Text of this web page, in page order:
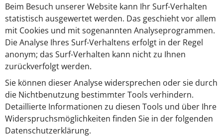
Beim Besuch unserer Website kann Ihr Surf-Verhalten
statistisch ausgewertet werden. Das geschieht vor allem
mit Cookies und mit sogenannten Analyseprogrammen.
Die Analyse Ihres Surf-Verhaltens erfolgt in der Regel
anonym; das Surf-Verhalten kann nicht zu Ihnen
zurückverfolgt werden.
Sie können dieser Analyse widersprechen oder sie durch
die Nichtbenutzung bestimmter Tools verhindern.
Detaillierte Informationen zu diesen Tools und über Ihre
Widerspruchsmöglichkeiten finden Sie in der folgenden
Datenschutzerklärung.